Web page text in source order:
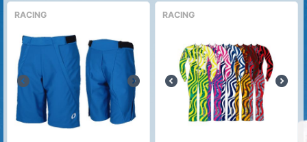
RACING RACING